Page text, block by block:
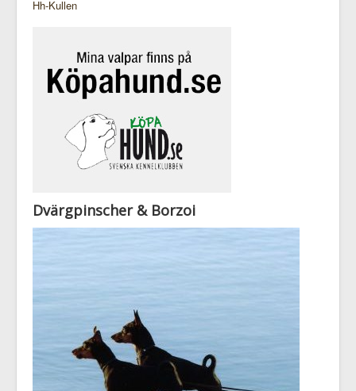
Hh-Kullen
Dvärgpinscher & Borzoi